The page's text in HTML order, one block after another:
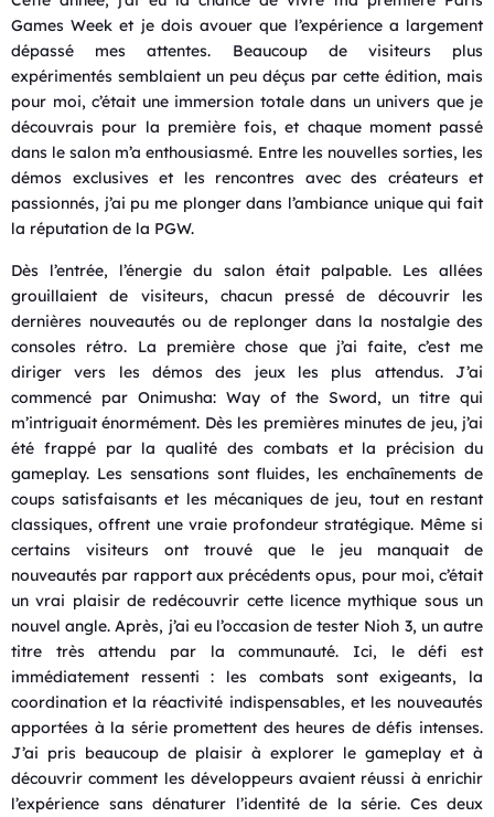
Games Week et je dois avouer que l’expérience a largement
dépassé mes attentes. Beaucoup de visiteurs plus
expérimentés semblaient un peu déçus par cette édition, mais
pour moi, c’était une immersion totale dans un univers que je
découvrais pour la première fois, et chaque moment passé
dans le salon m’a enthousiasmé. Entre les nouvelles sorties, les
démos exclusives et les rencontres avec des créateurs et
passionnés, j’ai pu me plonger dans l’ambiance unique qui fait
la réputation de la PGW.
Dès l’entrée, l’énergie du salon était palpable. Les allées
grouillaient de visiteurs, chacun pressé de découvrir les
dernières nouveautés ou de replonger dans la nostalgie des
consoles rétro. La première chose que j’ai faite, c’est me
diriger vers les démos des jeux les plus attendus. J’ai
commencé par Onimusha: Way of the Sword, un titre qui
m’intriguait énormément. Dès les premières minutes de jeu, j’ai
été frappé par la qualité des combats et la précision du
gameplay. Les sensations sont fluides, les enchaînements de
coups satisfaisants et les mécaniques de jeu, tout en restant
classiques, offrent une vraie profondeur stratégique. Même si
certains visiteurs ont trouvé que le jeu manquait de
nouveautés par rapport aux précédents opus, pour moi, c’était
un vrai plaisir de redécouvrir cette licence mythique sous un
nouvel angle. Après, j’ai eu l’occasion de tester Nioh 3, un autre
titre très attendu par la communauté. Ici, le défi est
immédiatement ressenti : les combats sont exigeants, la
coordination et la réactivité indispensables, et les nouveautés
apportées à la série promettent des heures de défis intenses.
J’ai pris beaucoup de plaisir à explorer le gameplay et à
découvrir comment les développeurs avaient réussi à enrichir
l’expérience sans dénaturer l’identité de la série. Ces deux